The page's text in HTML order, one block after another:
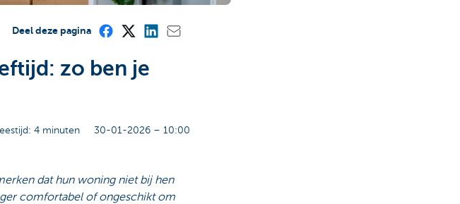
Deel deze pagina
zo ben je
4 minuten 30-01-2026 – 10:00
dat hun woning niet bij hen
comfortabel of ongeschikt om